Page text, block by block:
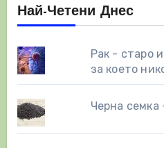
Най-Четени Днес
Рак - старо
за което
Черна семка